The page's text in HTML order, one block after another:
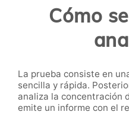
Cómo
La prueba consiste en
sencilla y rápida.
analiza la concentración
emite un informe con el